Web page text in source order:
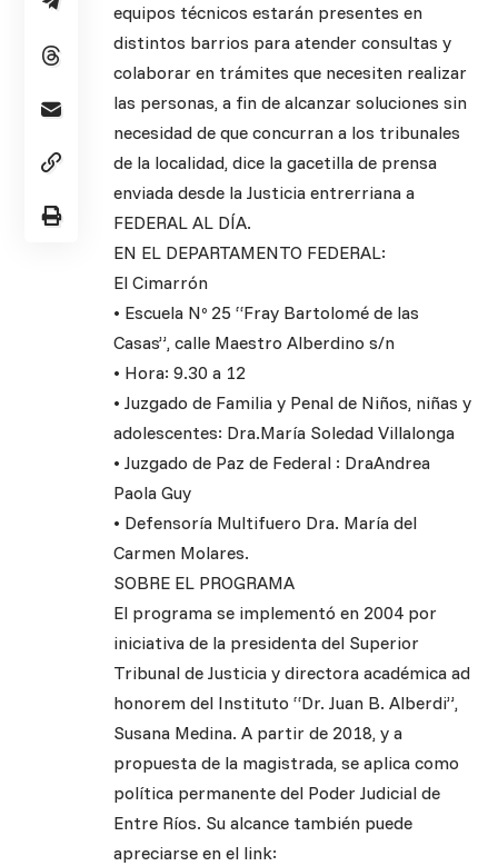
equipos técnicos estarán presentes en
distintos barrios para atender consultas y
colaborar en trámites que necesiten realizar
las personas, a fin de alcanzar soluciones sin
necesidad de que concurran a los tribunales
de la localidad, dice la gacetilla de prensa
enviada desde la Justicia entrerriana a
FEDERAL AL DÍA.
EN EL DEPARTAMENTO FEDERAL:
El Cimarrón
• Escuela Nº 25 “Fray Bartolomé de las
Casas”, calle Maestro Alberdino s/n
• Hora: 9.30 a 12
• Juzgado de Familia y Penal de Niños, niñas y
adolescentes: Dra.María Soledad Villalonga
• Juzgado de Paz de Federal : DraAndrea
Paola Guy
• Defensoría Multifuero Dra. María del
Carmen Molares.
SOBRE EL PROGRAMA
El programa se implementó en 2004 por
iniciativa de la presidenta del Superior
Tribunal de Justicia y directora académica ad
honorem del Instituto “Dr. Juan B. Alberdi”,
Susana Medina. A partir de 2018, y a
propuesta de la magistrada, se aplica como
política permanente del Poder Judicial de
Entre Ríos. Su alcance también puede
apreciarse en el link: